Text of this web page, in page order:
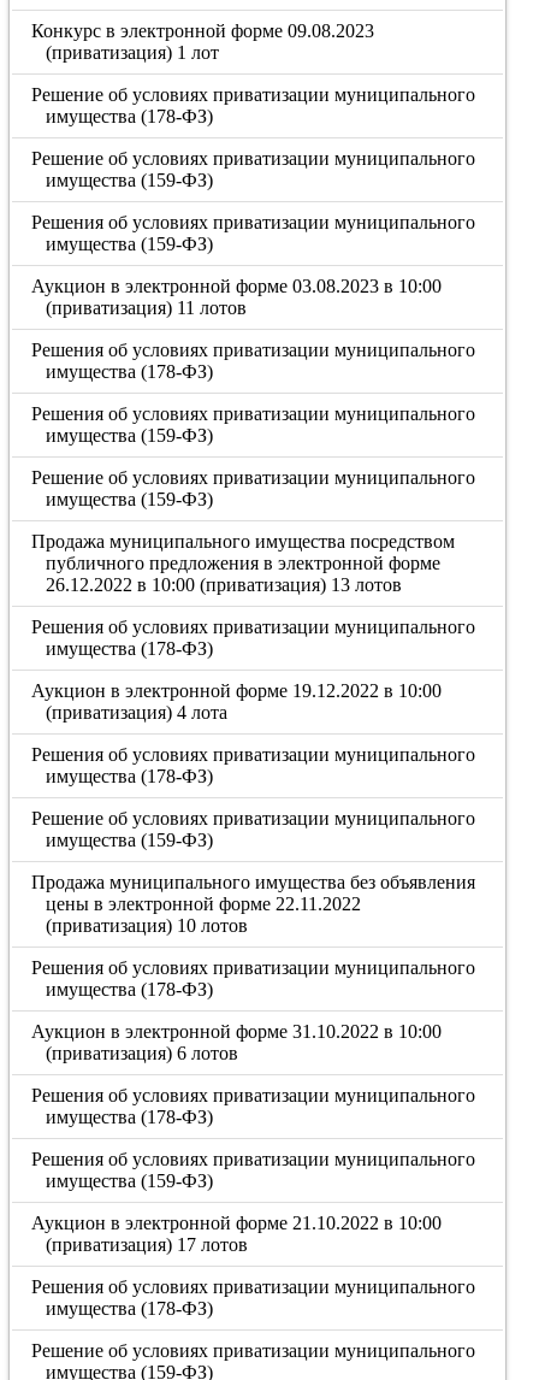
Конкурс в электронной форме 09.08.2023
(приватизация) 1 лот
Решение об условиях приватизации муниципального
имущества (178-ФЗ)
Решение об условиях приватизации муниципального
имущества (159-ФЗ)
Решения об условиях приватизации муниципального
имущества (159-ФЗ)
Аукцион в электронной форме 03.08.2023 в 10:00
(приватизация) 11 лотов
Решения об условиях приватизации муниципального
имущества (178-ФЗ)
Решения об условиях приватизации муниципального
имущества (159-ФЗ)
Решение об условиях приватизации муниципального
имущества (159-ФЗ)
Продажа муниципального имущества посредством
публичного предложения в электронной форме
26.12.2022 в 10:00 (приватизация) 13 лотов
Решения об условиях приватизации муниципального
имущества (178-ФЗ)
Аукцион в электронной форме 19.12.2022 в 10:00
(приватизация) 4 лота
Решения об условиях приватизации муниципального
имущества (178-ФЗ)
Решение об условиях приватизации муниципального
имущества (159-ФЗ)
Продажа муниципального имущества без объявления
цены в электронной форме 22.11.2022
(приватизация) 10 лотов
Решения об условиях приватизации муниципального
имущества (178-ФЗ)
Аукцион в электронной форме 31.10.2022 в 10:00
(приватизация) 6 лотов
Решения об условиях приватизации муниципального
имущества (178-ФЗ)
Решения об условиях приватизации муниципального
имущества (159-ФЗ)
Аукцион в электронной форме 21.10.2022 в 10:00
(приватизация) 17 лотов
Решения об условиях приватизации муниципального
имущества (178-ФЗ)
Решение об условиях приватизации муниципального
имущества (159-ФЗ)